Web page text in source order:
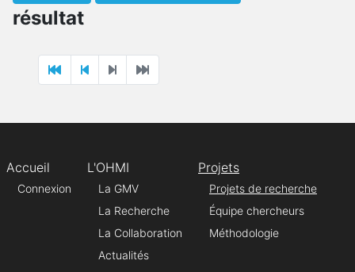
résultat
Accueil
Connexion
L'OHMI
La GMV
La Recherche
La Collaboration
Actualités
Projets
Projets de recherche
Équipe chercheurs
Méthodologie